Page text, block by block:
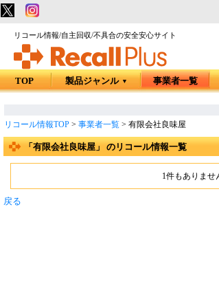
リコール情報/自主回収/不具合の安全安心サイト
TOP 製品ジャンル ▼ 事業者一覧
リコール情報TOP> 事業者一覧> 有限会社良味屋
「有限会社良味屋」 のリコール情報一覧
1件もありませ
戻る